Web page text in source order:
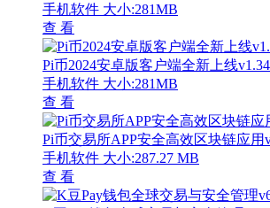
手机软件 大小:281MB
查 看
Pi币2024安卓版客户端全新上线
手机软件 大小:281MB
查 看
Pi币交易所APP安全高效区块链应用
手机软件 大小:287.27 MB
查 看